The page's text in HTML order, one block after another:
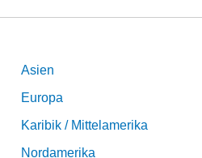
Asien
Europa
Karibik / Mittelamerika
Nordamerika